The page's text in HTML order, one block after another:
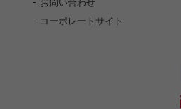
お問い合わせ
コーポレートサイト